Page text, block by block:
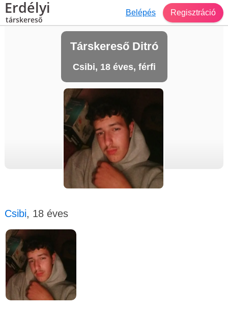
Erdélyi
társkereső
Belépés Regisztráció
Társkereső Ditró
Csibi, 18 éves, férfi
Csibi, 18 éves